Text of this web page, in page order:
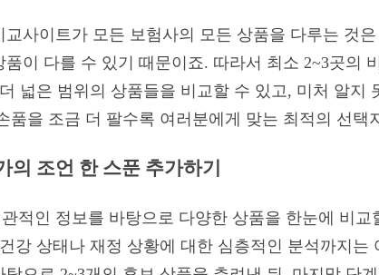
사이트가 모든 보험사의 모든 상품을 다루는 것
이 다를 수 있기 때문이죠. 따라서 최소 2~3곳의
넓은 범위의 상품들을 비교할 수 있고, 미처 알지
품을 조금 더 팔수록 여러분에게 맞는 최적의 선택
의 조언 한 스푼 추가하기
적인 정보를 바탕으로 다양한 상품을 한눈에 비
강 상태나 재정 상황에 대한 심층적인 분석까지는